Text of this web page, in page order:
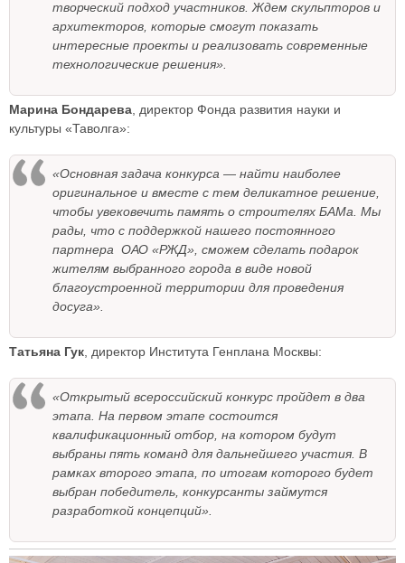
творческий подход участников. Ждем скульпторов и
архитекторов, которые смогут показать
интересные проекты и реализовать современные
технологические решения».
Марина Бондарева , директор Фонда развития науки и
культуры «Таволга»:
«Основная задача конкурса — найти наиболее
оригинальное и вместе с тем деликатное решение,
чтобы увековечить память о строителях БАМа. Мы
рады, что с поддержкой нашего постоянного
партнера ОАО «РЖД», сможем сделать подарок
жителям выбранного города в виде новой
благоустроенной территории для проведения
досуга».
Татьяна Гук , директор Института Генплана Москвы:
«Открытый всероссийский конкурс пройдет в два
этапа. На первом этапе состоится
квалификационный отбор, на котором будут
выбраны пять команд для дальнейшего участия. В
рамках второго этапа, по итогам которого будет
выбран победитель, конкурсанты займутся
разработкой концепций».